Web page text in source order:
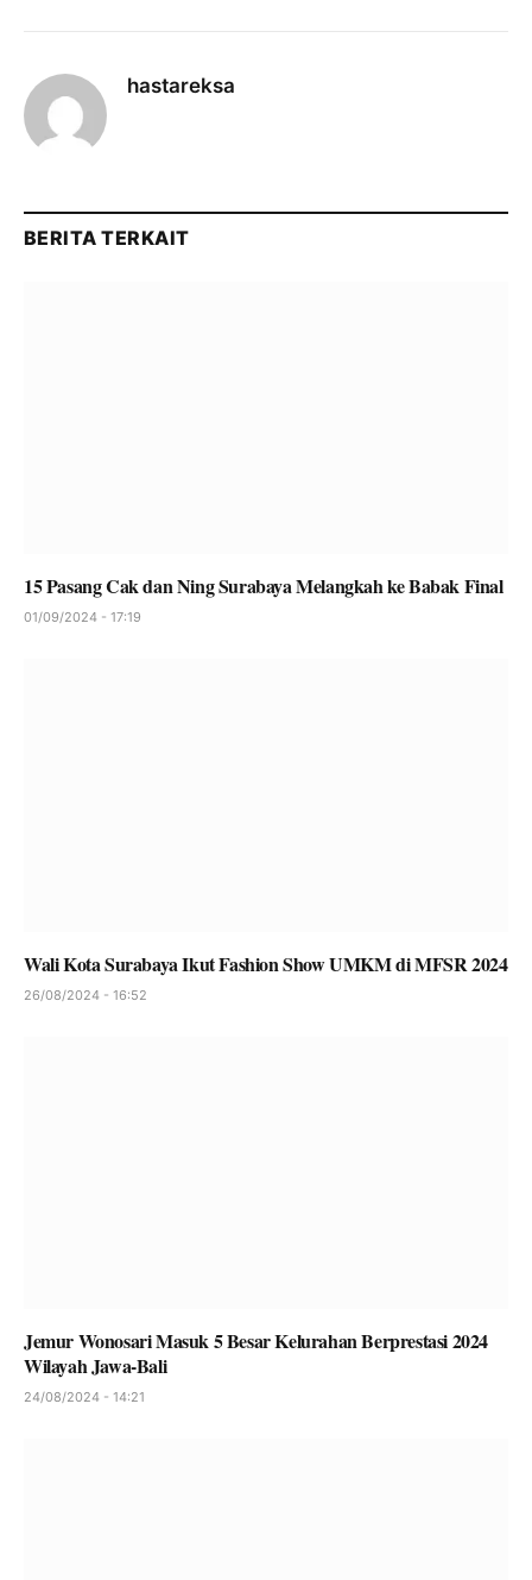
hastareksa
BERITA TERKAIT
15 Pasang Cak dan Ning Surabaya Melangkah ke Babak Final
01/09/2024 - 17:19
Wali Kota Surabaya Ikut Fashion Show UMKM di MFSR 2024
26/08/2024 - 16:52
Jemur Wonosari Masuk 5 Besar Kelurahan Berprestasi 2024
Wilayah Jawa-Bali
24/08/2024 - 14:21